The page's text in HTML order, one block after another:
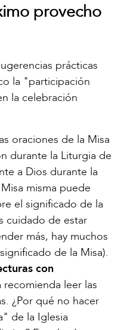
provecho
prácticas
la "participación
la celebración
oraciones de la Misa
durante la Liturgia de
a Dios durante la
misma puede
el significado de la
cuidado de estar
más, hay muchos
de la Misa).
con
recomienda leer las
¿Por qué no hacer
de la Iglesia